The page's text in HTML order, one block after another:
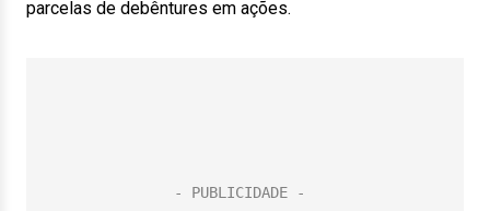
parcelas de debêntures em ações.